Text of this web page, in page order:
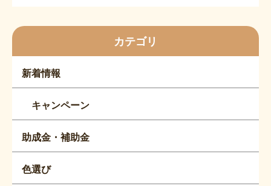
カテゴリ
新着情報
キャンペーン
助成金・補助金
色選び